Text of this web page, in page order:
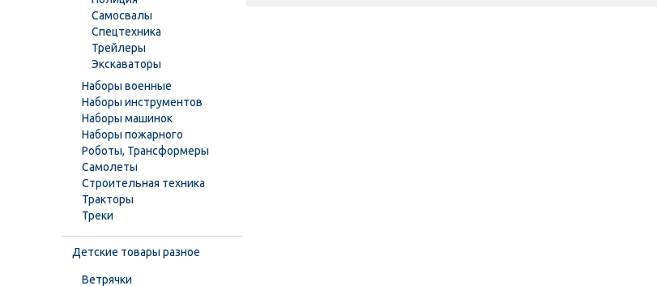
Самосвалы
Спецтехника
Трейлеры
Экскаваторы
Наборы военные
Наборы инструментов
Наборы машинок
Наборы пожарного
Роботы, Трансформеры
Самолеты
Строительная техника
Тракторы
Треки
Детские товары разное
Ветрячки